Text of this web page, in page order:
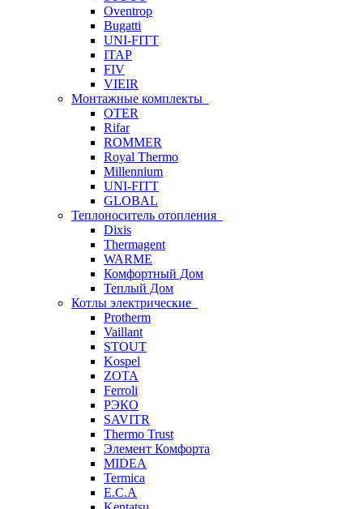
Oventrop
Bugatti
UNI-FITT
ITAP
FIV
VIEIR
Монтажные комплекты
OTER
Rifar
ROMMER
Royal Thermo
Millennium
UNI-FITT
GLOBAL
Теплоноситель отопления
Dixis
Thermagent
WARME
Комфортный Дом
Теплый Дом
Котлы электрические
Protherm
Vaillant
STOUT
Kospel
ZOTA
Ferroli
РЭКО
SAVITR
Thermo Trust
Элемент Комфорта
MIDEA
Termica
E.C.A